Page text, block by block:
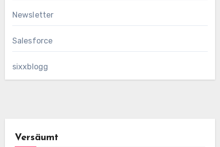
Newsletter
Salesforce
sixxblogg
Versäumt